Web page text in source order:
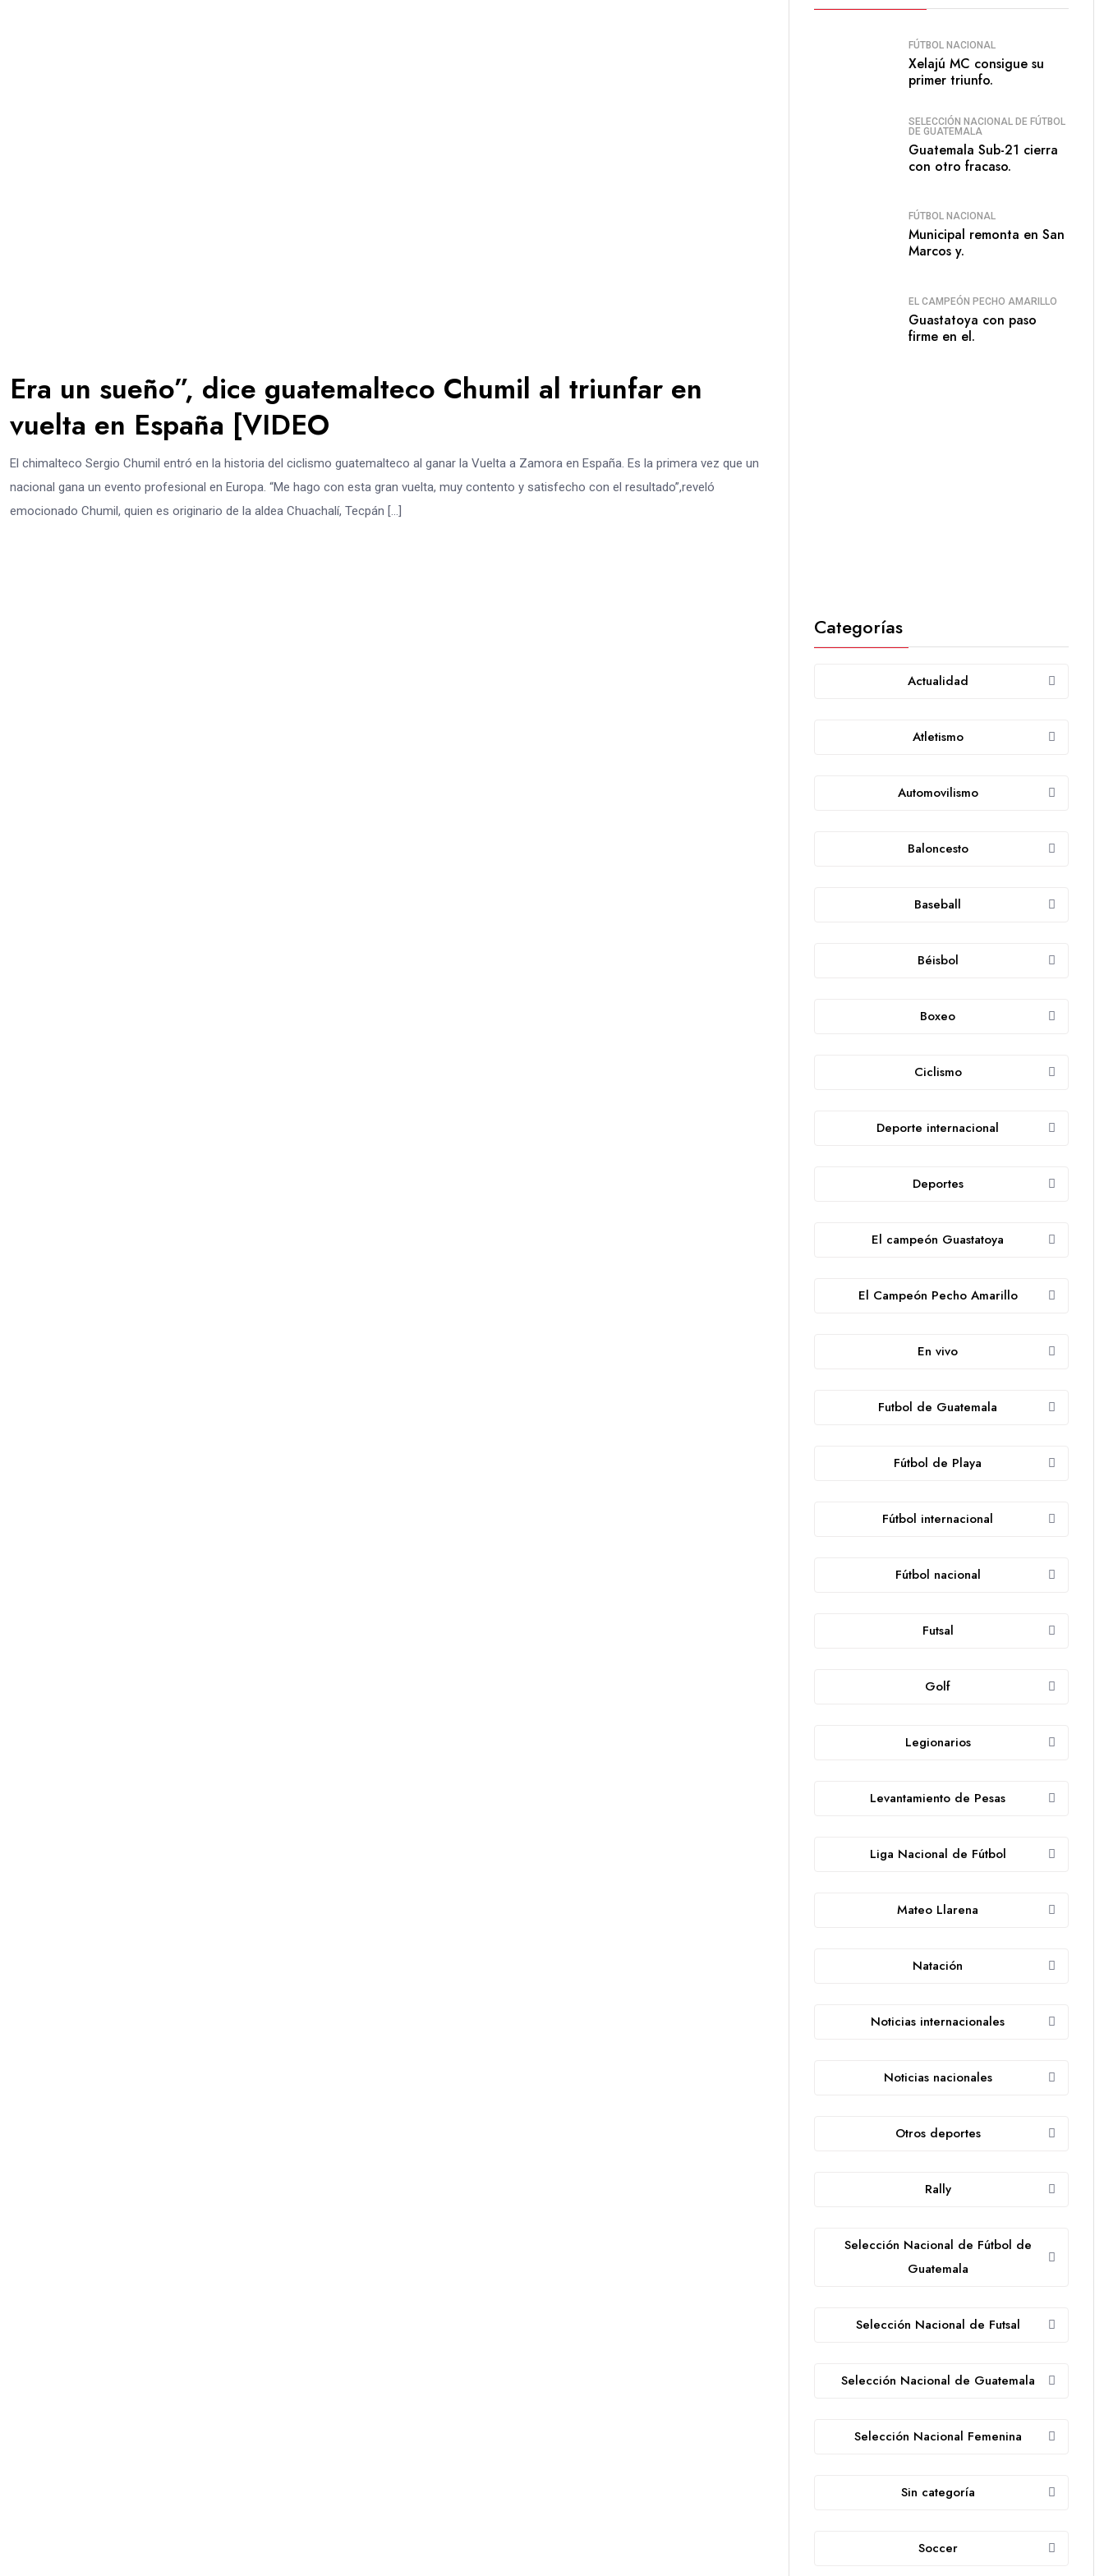
Era un sueño”, dice guatemalteco Chumil al triunfar en
vuelta en España [VIDEO
El chimalteco Sergio Chumil entró en la historia del ciclismo guatemalteco al ganar la Vuelta a Zamora en España. Es la primera vez que un
nacional gana un evento profesional en Europa. “Me hago con esta gran vuelta, muy contento y satisfecho con el resultado”,reveló
emocionado Chumil, quien es originario de la aldea Chuachalí, Tecpán […]
FÚTBOL NACIONAL
Xelajú MC consigue su
primer triunfo.
SELECCIÓN NACIONAL DE FÚTBOL
DE GUATEMALA
Guatemala Sub-21 cierra
con otro fracaso.
FÚTBOL NACIONAL
Municipal remonta en San
Marcos y.
EL CAMPEÓN PECHO AMARILLO
Guastatoya con paso
firme en el.
Categorías
Actualidad
Atletismo
Automovilismo
Baloncesto
Baseball
Béisbol
Boxeo
Ciclismo
Deporte internacional
Deportes
El campeón Guastatoya
El Campeón Pecho Amarillo
En vivo
Futbol de Guatemala
Fútbol de Playa
Fútbol internacional
Fútbol nacional
Futsal
Golf
Legionarios
Levantamiento de Pesas
Liga Nacional de Fútbol
Mateo Llarena
Natación
Noticias internacionales
Noticias nacionales
Otros deportes
Rally
Selección Nacional de Fútbol de
Guatemala
Selección Nacional de Futsal
Selección Nacional de Guatemala
Selección Nacional Femenina
Sin categoría
Soccer